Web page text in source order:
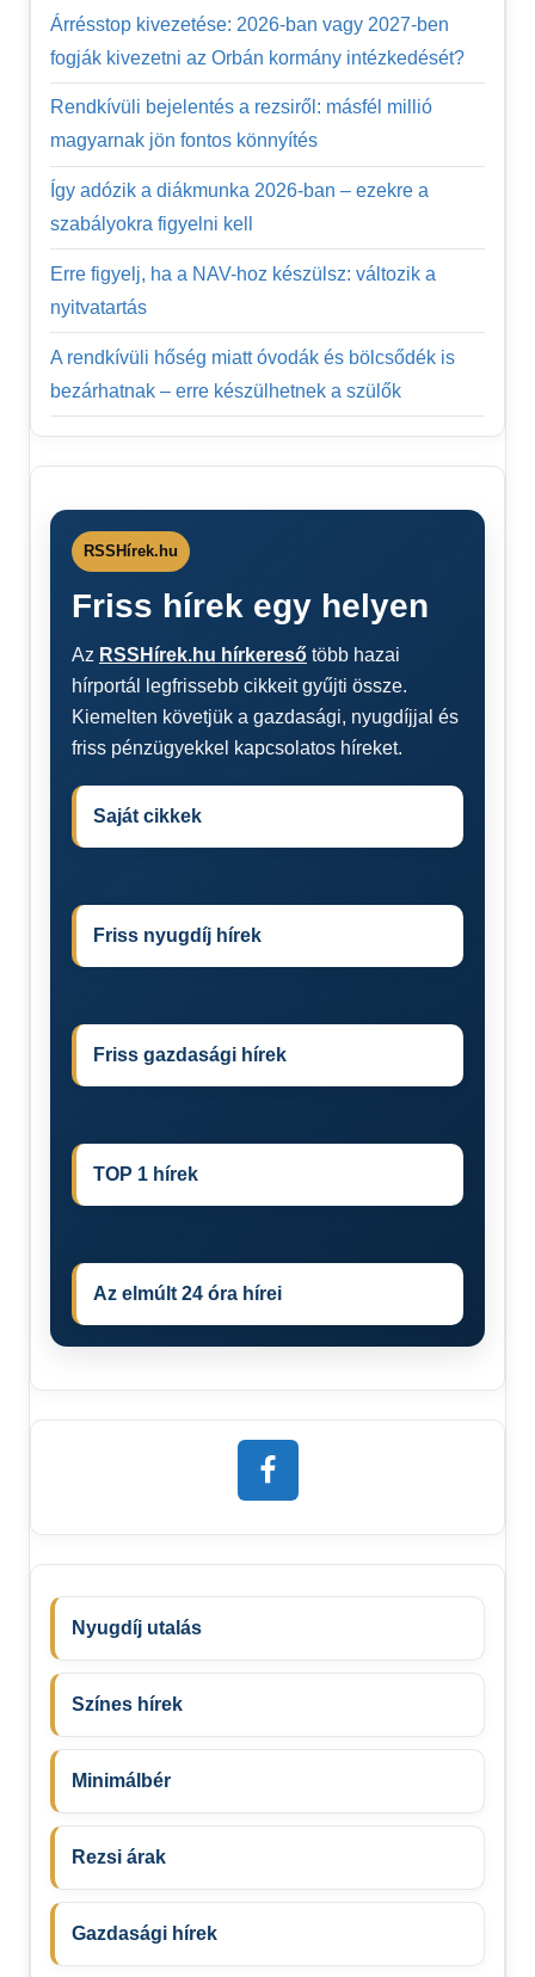
Árrésstop kivezetése: 2026-ban vagy 2027-ben
fogják kivezetni az Orbán kormány intézkedését?
Rendkívüli bejelentés a rezsiről: másfél millió
magyarnak jön fontos könnyítés
Így adózik a diákmunka 2026-ban – ezekre a
szabályokra figyelni kell
Erre figyelj, ha a NAV-hoz készülsz: változik a
nyitvatartás
A rendkívüli hőség miatt óvodák és bölcsődék is
bezárhatnak – erre készülhetnek a szülők
RSSHírek.hu
Friss hírek egy helyen
Az RSSHírek.hu hírkereső több hazai
hírportál legfrissebb cikkeit gyűjti össze.
Kiemelten követjük a gazdasági, nyugdíjjal és
friss pénzügyekkel kapcsolatos híreket.
Saját cikkek
Friss nyugdíj hírek
Friss gazdasági hírek
TOP 1 hírek
Az elmúlt 24 óra hírei
Nyugdíj utalás
Színes hírek
Minimálbér
Rezsi árak
Gazdasági hírek